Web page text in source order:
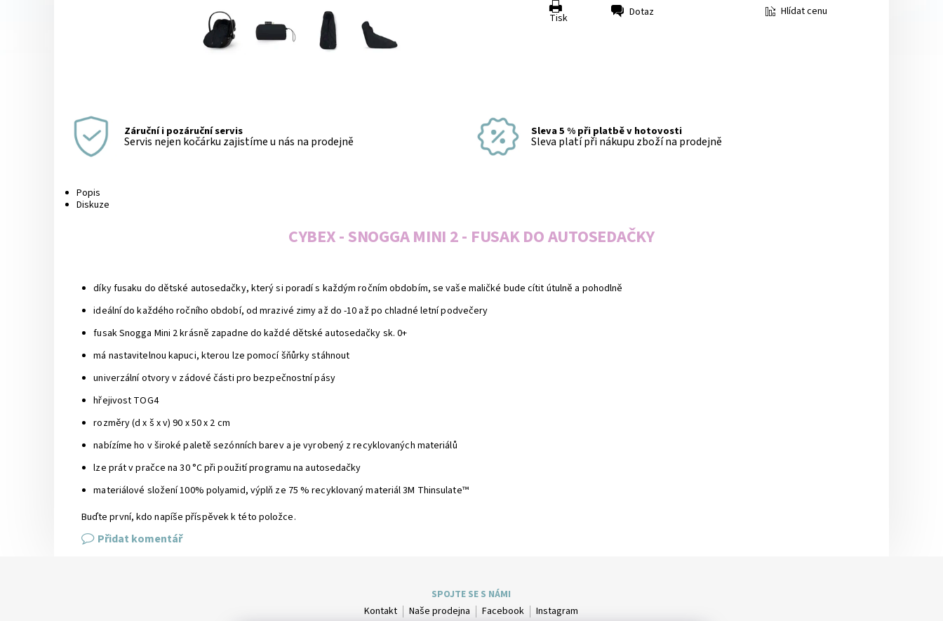
Tisk Dotaz Hlídat cenu
Záruční i pozáruční servis
Servis nejen kočárku zajistíme u nás na prodejně
Sleva 5 % při platbě v hotovosti
Sleva platí při nákupu zboží na prodejně
Popis
Diskuze
CYBEX - SNOGGA MINI 2 - FUSAK DO AUTOSEDAČKY
díky fusaku do dětské autosedačky, který si poradí s každým ročním obdobím, se vaše maličké bude cítit útulně a pohodlně
ideální do každého ročního období, od mrazivé zimy až do -10 až po chladné letní podvečery
fusak Snogga Mini 2 krásně zapadne do každé dětské autosedačky sk. 0+
má nastavitelnou kapuci, kterou lze pomocí šňůrky stáhnout
univerzální otvory v zádové části pro bezpečnostní pásy
hřejivost TOG4
rozměry (d x š x v) 90 x 50 x 2 cm
nabízíme ho v široké paletě sezónních barev a je vyrobený z recyklovaných materiálů
lze prát v pračce na 30 °C při použití programu na autosedačky
materiálové složení 100% polyamid, výplň ze 75 % recyklovaný materiál 3M Thinsulate™
Buďte první, kdo napíše příspěvek k této položce.
Přidat komentář
SPOJTE SE S NÁMI
Kontakt
Naše prodejna Facebook Instagram